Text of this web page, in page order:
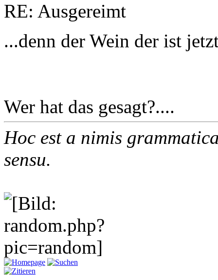
RE: Ausgereimt
...denn der Wein der ist
Wer hat das gesagt?....
Hoc est a nimis
sensu.